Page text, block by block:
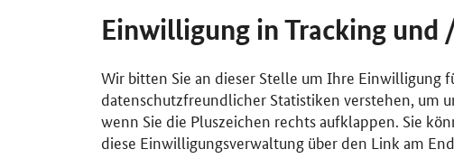
Einwilligung in Tracking und
Wir bitten Sie an dieser Stelle um Ihre Einwilligung
datenschutzfreundlicher Statistiken verstehen, um
wenn Sie die Pluszeichen rechts aufklappen. Sie
diese Einwilligungsverwaltung über den Link am